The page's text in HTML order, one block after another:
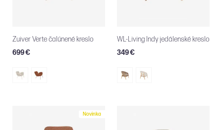
Zuiver Verte čalúnené kreslo
699 €
WL-Living Indy jedálenské kreslo
349 €
Novinka